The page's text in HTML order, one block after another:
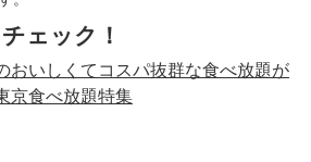
ェック！
おいしくてコスパ抜群な食べ放題が
京食べ放題特集